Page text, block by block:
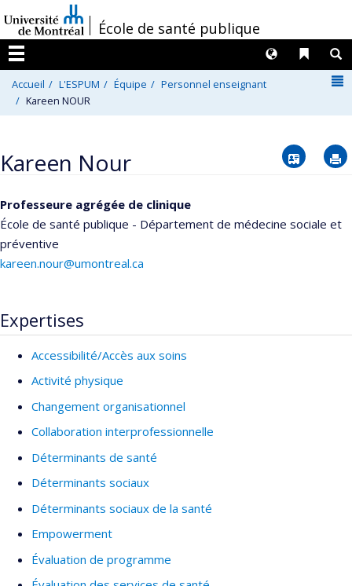
au
contenu
/École de santé publique
Menu
Liens
Langues
Accueil L'ESPUM Équipe
Personnel enseignant
Kareen NOUR
Kareen Nour Vcard
Professeure agrégée de clinique
École de santé publique - Département de médecine sociale et
préventive
kareen.nour@umontreal.ca
Expertises
Accessibilité/Accès aux soins
Activité physique
Changement organisationnel
Collaboration interprofessionnelle
Déterminants de santé
Déterminants sociaux
Déterminants sociaux de la santé
Empowerment
Évaluation de programme